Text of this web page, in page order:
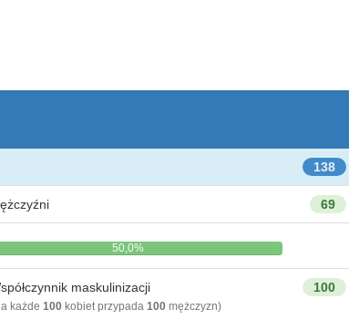
138
69
50,0%
100
maskulinizacji
każde 100kobiet przypada 100mężczyzn)